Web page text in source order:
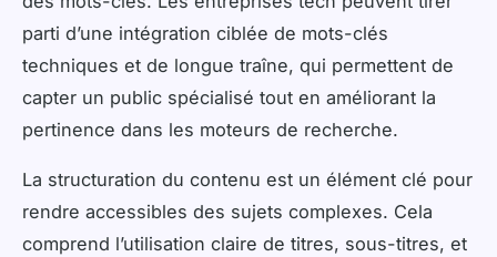
parti d’une intégration ciblée de mots-clés
techniques et de longue traîne, qui permettent de
capter un public spécialisé tout en améliorant la
pertinence dans les moteurs de recherche.
La structuration du contenu est un élément clé pour
rendre accessibles des sujets complexes. Cela
comprend l’utilisation claire de titres, sous-titres, et